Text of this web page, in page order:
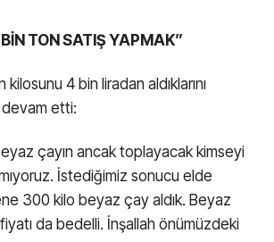
TON SATIŞ YAPMAK”
4 bin liradan aldıklarını
etti:
çayın ancak toplayacak kimseyi
İstediğimiz sonucu elde
300 kilo beyaz çay aldık. Beyaz
da bedelli. İnşallah önümüzdeki